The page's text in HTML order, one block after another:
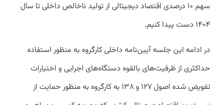
سهم ۱۰ درصدی اقتصاد دیجیتالی از تولید ناخالص داخلی تا سال
۱۴۰۴ دست پیدا کنیم.
در ادامه این جلسه آیین‌نامه داخلی کارگروه به‌ منظور استفاده
حداکثری از ظرفیت‌های بالقوه دستگاه‌های اجرایی و اختیارات
تفویض شده اصول ۱۲۷ و ۱۳۸ به کارگروه به منظور حمایت از